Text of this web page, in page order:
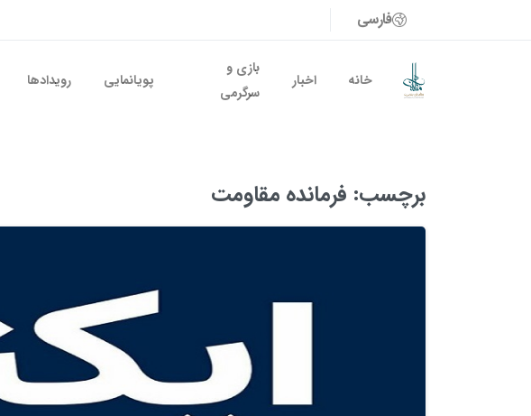
فارسی
خانه اخبار
بازی و
سرگرمی
پویانمایی رویدادها
برچسب: فرمانده مقاومت